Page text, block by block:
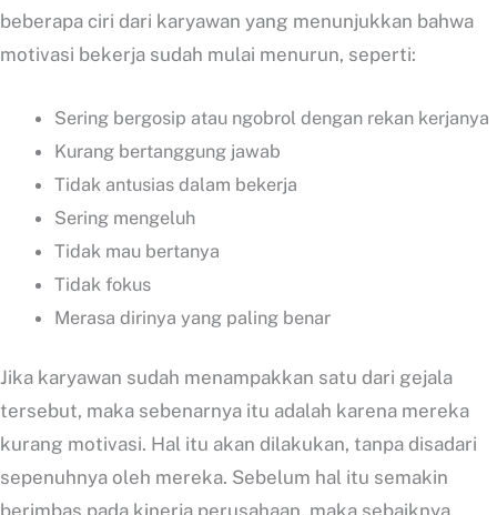
beberapa ciri dari karyawan yang menunjukkan bahwa
motivasi bekerja sudah mulai menurun, seperti:
Sering bergosip atau ngobrol dengan rekan kerjanya
Kurang bertanggung jawab
Tidak antusias dalam bekerja
Sering mengeluh
Tidak mau bertanya
Tidak fokus
Merasa dirinya yang paling benar
Jika karyawan sudah menampakkan satu dari gejala
tersebut, maka sebenarnya itu adalah karena mereka
kurang motivasi. Hal itu akan dilakukan, tanpa disadari
sepenuhnya oleh mereka. Sebelum hal itu semakin